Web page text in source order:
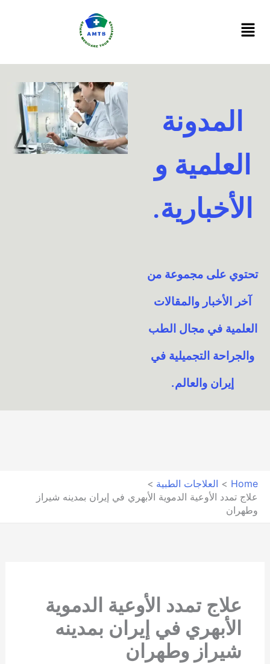
المدونة
العلمية و
الأخبارية.
تحتوي على مجموعة من
آخر الأخبار والمقالات
العلمية في مجال الطب
والجراحة التجميلية في
إيران والعالم.​
Home
العلاجات الطبية
علاج تمدد الأوعية الدموية الأبهري في إيران بمدينه شيراز
وطهران
علاج تمدد الأوعية الدموية
الأبهري في إيران بمدينه
شيراز وطهران